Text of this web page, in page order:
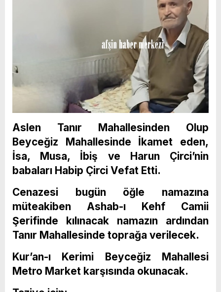
Aslen Tanır Mahallesinden Olup
Beyceğiz Mahallesinde İkamet eden,
İsa, Musa, İbiş ve Harun Çirci’nin
babaları Habip Çirci Vefat Etti.
Cenazesi bugün öğle namazına
müteakiben Ashab-ı Kehf Camii
Şerifinde kılınacak namazın ardından
Tanır Mahallesinde toprağa verilecek.
Kur’an-ı Kerimi Beyceğiz Mahallesi
Metro Market karşısında okunacak.